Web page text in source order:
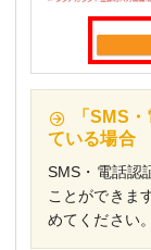
「SMS
ている場合
SMS・電話認
ことができま
めてください。